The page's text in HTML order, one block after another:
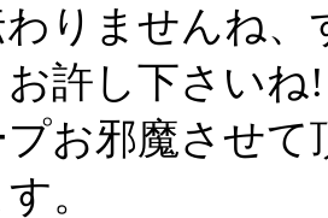
りませんね
許し下さいね
プお邪魔させ
。